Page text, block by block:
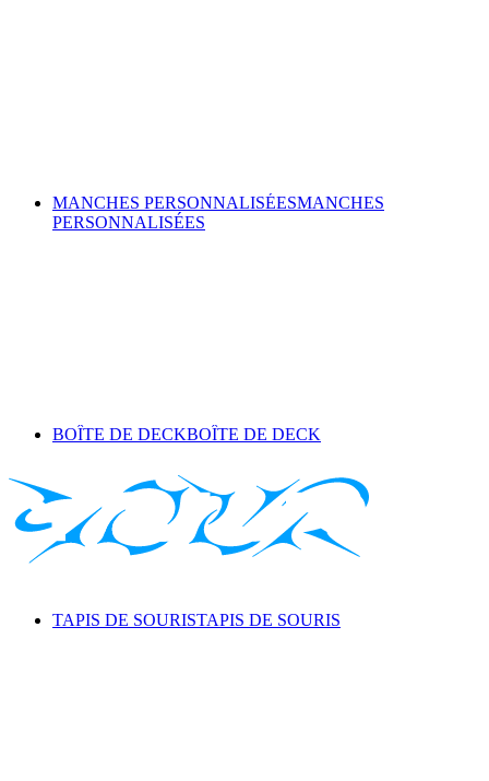
MANCHES PERSONNALISÉESMANCHES
PERSONNALISÉES
BOÎTE DE DECKBOÎTE DE DECK
TAPIS DE SOURISTAPIS DE SOURIS